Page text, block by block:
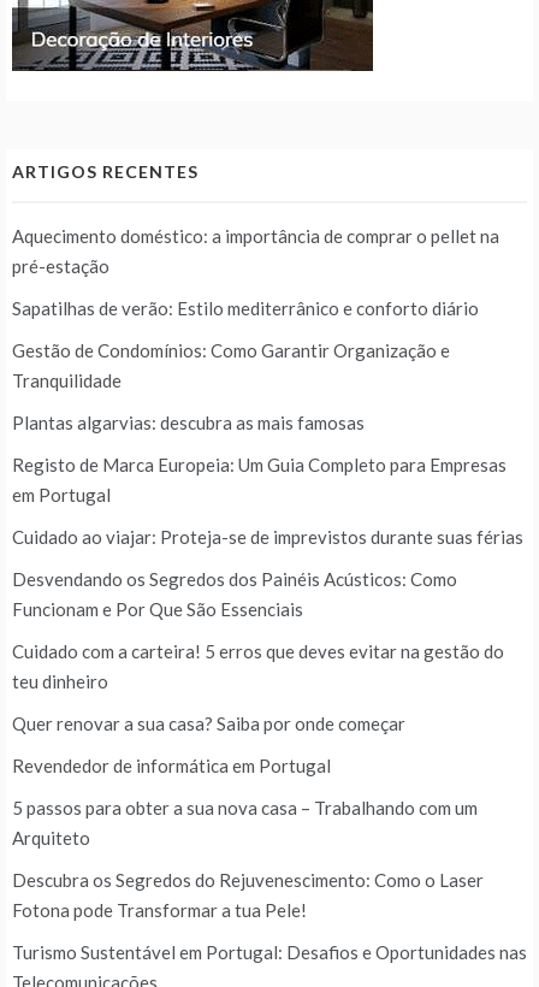
ARTIGOS RECENTES
Aquecimento doméstico: a importância de comprar o pellet na
pré-estação
Sapatilhas de verão: Estilo mediterrânico e conforto diário
Gestão de Condomínios: Como Garantir Organização e
Tranquilidade
Plantas algarvias: descubra as mais famosas
Registo de Marca Europeia: Um Guia Completo para Empresas
em Portugal
Cuidado ao viajar: Proteja-se de imprevistos durante suas férias
Desvendando os Segredos dos Painéis Acústicos: Como
Funcionam e Por Que São Essenciais
Cuidado com a carteira! 5 erros que deves evitar na gestão do
teu dinheiro
Quer renovar a sua casa? Saiba por onde começar
Revendedor de informática em Portugal
5 passos para obter a sua nova casa – Trabalhando com um
Arquiteto
Descubra os Segredos do Rejuvenescimento: Como o Laser
Fotona pode Transformar a tua Pele!
Turismo Sustentável em Portugal: Desafios e Oportunidades nas
Telecomunicações